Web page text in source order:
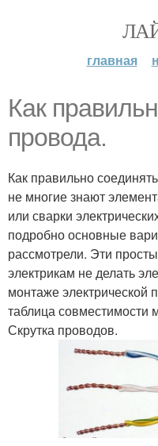
главная
Как
провода.
Как правильно
не многие знают
или сварки
подробно основные
рассмотрели. Эти
электрикам не делать
монтаже электрической
таблица совместимости
Скрутка проводов.